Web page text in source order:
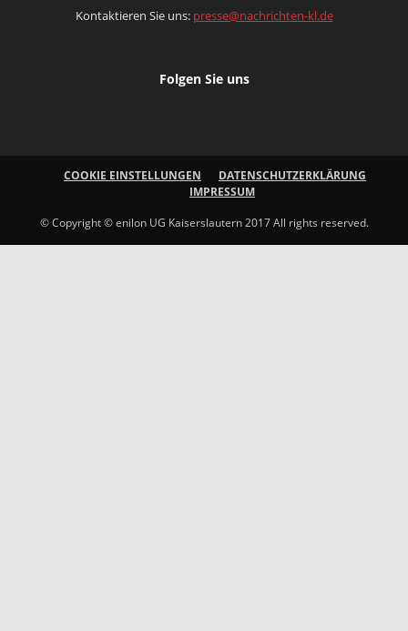
Kontaktieren Sie uns: presse@nachrichten-kl.de
Folgen Sie uns
COOKIE EINSTELLUNGEN
DATENSCHUTZERKLÄRUNG
IMPRESSUM
© Copyright © enilon UG Kaiserslautern 2017 All rights reserved.